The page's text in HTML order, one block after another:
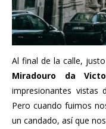
Al final de la calle,
Miradouro da
impresionantes vistas
Pero cuando fuimos
un candado, así que